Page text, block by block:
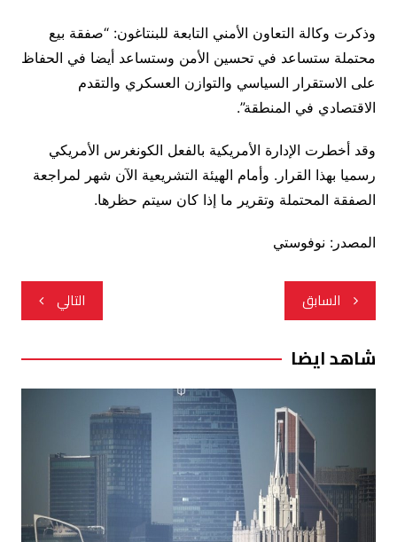
وذكرت وكالة التعاون الأمني ​​التابعة للبنتاغون: “صفقة بيع
محتملة ستساعد في تحسين الأمن وستساعد أيضا في الحفاظ
على الاستقرار السياسي والتوازن العسكري والتقدم
الاقتصادي في المنطقة”.
وقد أخطرت الإدارة الأمريكية بالفعل الكونغرس الأمريكي
رسميا بهذا القرار. وأمام الهيئة التشريعية الآن شهر لمراجعة
الصفقة المحتملة وتقرير ما إذا كان سيتم حظرها.
المصدر: نوفوستي
تصفّح
المقالات
السابق التالي
شاهد ايضا